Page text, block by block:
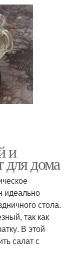
и
для дома
идеально
стола.
так как
В этой
салат с